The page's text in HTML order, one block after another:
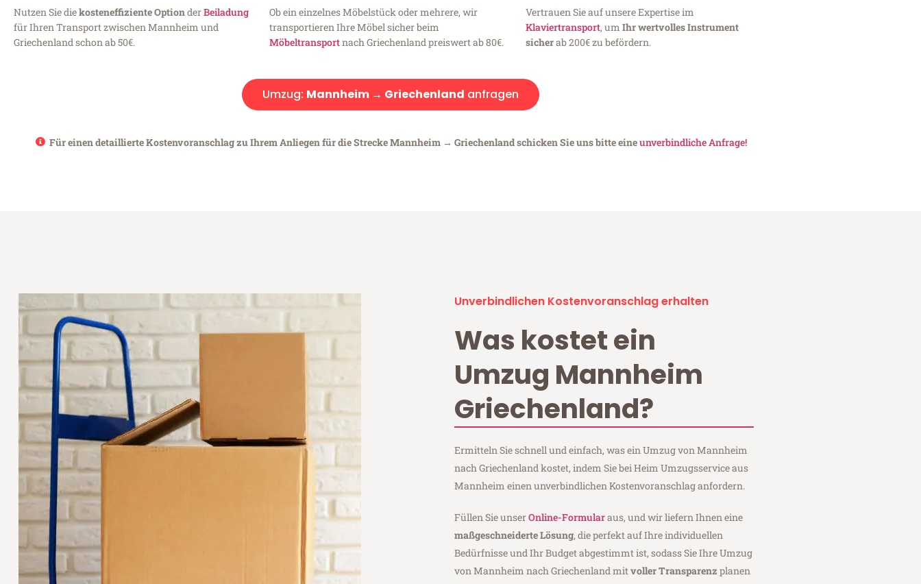
Nutzen Sie diekosteneffiziente OptionderBeiladung
für Ihren Transport zwischen Mannheim und
Griechenland schon ab 50€.
Ob ein einzelnes Möbelstück oder mehrere, wir
transportieren Ihre Möbel sicher beim
Möbeltransportnach Griechenland preiswert ab 80€.
Vertrauen Sie auf unsere Expertise im
Klaviertransport, um Ihr wertvolles Instrument
sicherab 200€ zu befördern.
Umzug: Mannheim → Griechenland anfragen
Für einen detaillierte Kostenvoranschlag zu Ihrem Anliegen für die Strecke Mannheim → Griechenland schicken Sie uns bitte eineunverbindliche Anfrage!
Unverbindlichen Kostenvoranschlag erhalten
Was kostet ein
Umzug Mannheim
Griechenland?
Ermitteln Sie schnell und einfach, was ein Umzug von Mannheim
nach Griechenland kostet, indem Sie bei Heim Umzugsservice aus
Mannheim einen unverbindlichen Kostenvoranschlag anfordern.
Füllen Sie unserOnline-Formularaus, und wir liefern Ihnen eine
maßgeschneiderte Lösung, die perfekt auf Ihre individuellen
Bedürfnisse und Ihr Budget abgestimmt ist, sodass Sie Ihre Umzug
von Mannheim nach Griechenland mitvoller Transparenz planen